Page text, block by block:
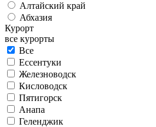
Алтайский край
Абхазия
Курорт
все курорты
Все
Ессентуки
Железноводск
Кисловодск
Пятигорск
Анапа
Геленджик